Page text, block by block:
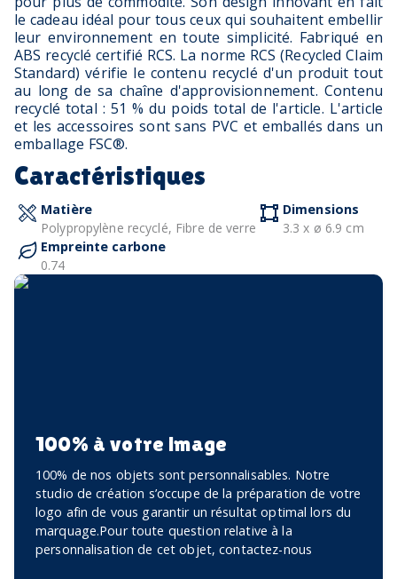
le cadeau idéal pour tous ceux qui souhaitent embellir
leur environnement en toute simplicité. Fabriqué en
ABS recyclé certifié RCS. La norme RCS (Recycled Claim
Standard) vérifie le contenu recyclé d'un produit tout
au long de sa chaîne d'approvisionnement. Contenu
recyclé total : 51 % du poids total de l'article. L'article
et les accessoires sont sans PVC et emballés dans un
emballage FSC®.
Caractéristiques
Matière
Polypropylène recyclé, Fibre de verre
Dimensions
3.3 x ø 6.9 cm
Empreinte carbone
0.74
100% à votre image
100% de nos objets sont personnalisables. Notre
studio de création s’occupe de la préparation de votre
logo afin de vous garantir un résultat optimal lors du
marquage.Pour toute question relative à la
personnalisation de cet objet, contactez-nous